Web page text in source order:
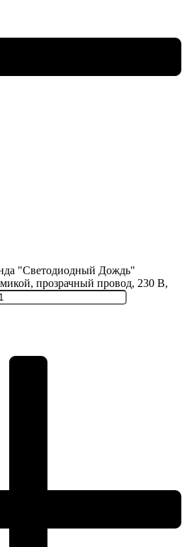
"Светодиодный Дождь"
прозрачный провод, 230 В,